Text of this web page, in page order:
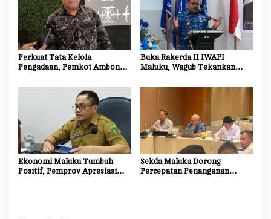
Perkuat Tata Kelola
Pengadaan, Pemkot Ambon
Aparatur Melalui Bimtek E-
Buka Rakerda II IWAPI
Maluku, Wagub Tekankan
Akses Perbankan bagi UMKM
Ekonomi Maluku Tumbuh
Positif, Pemprov Apresiasi
Sekda Maluku Dorong
Percepatan Penanganan